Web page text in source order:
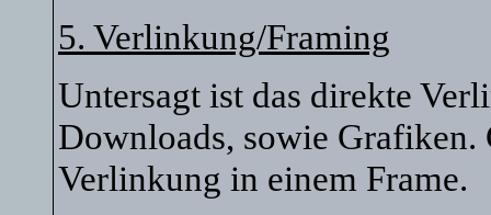
5. Verlinkung/Framing
Untersagt ist das direkte
Downloads, sowie Grafiken.
Verlinkung in einem Frame.